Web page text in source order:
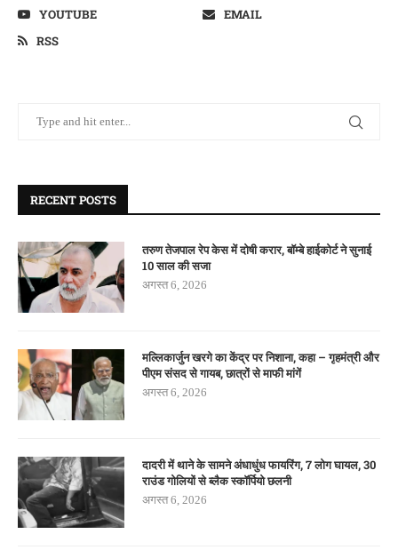
YOUTUBE
EMAIL
RSS
RECENT POSTS
तरुण तेजपाल रेप केस में दोषी करार, बॉम्बे हाईकोर्ट ने सुनाई
10 साल की सजा
अगस्त 6, 2026
मल्लिकार्जुन खरगे का केंद्र पर निशाना, कहा – गृहमंत्री और
पीएम संसद से गायब, छात्रों से माफी मांगें
अगस्त 6, 2026
दादरी में थाने के सामने अंधाधुंध फायरिंग, 7 लोग घायल, 30
राउंड गोलियों से ब्लैक स्कॉर्पियो छलनी
अगस्त 6, 2026